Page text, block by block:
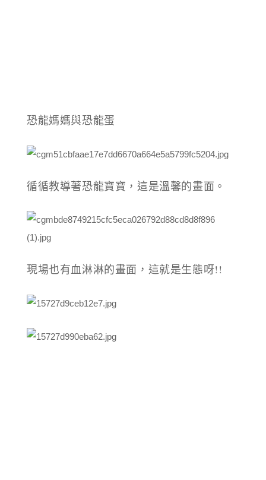
恐龍媽媽與恐龍蛋
循循教導著恐龍寶寶，這是溫馨的畫面。
現場也有血淋淋的畫面，這就是生態呀!!